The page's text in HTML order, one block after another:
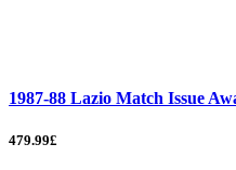
1987-88 Lazio Match Issue
479.99£